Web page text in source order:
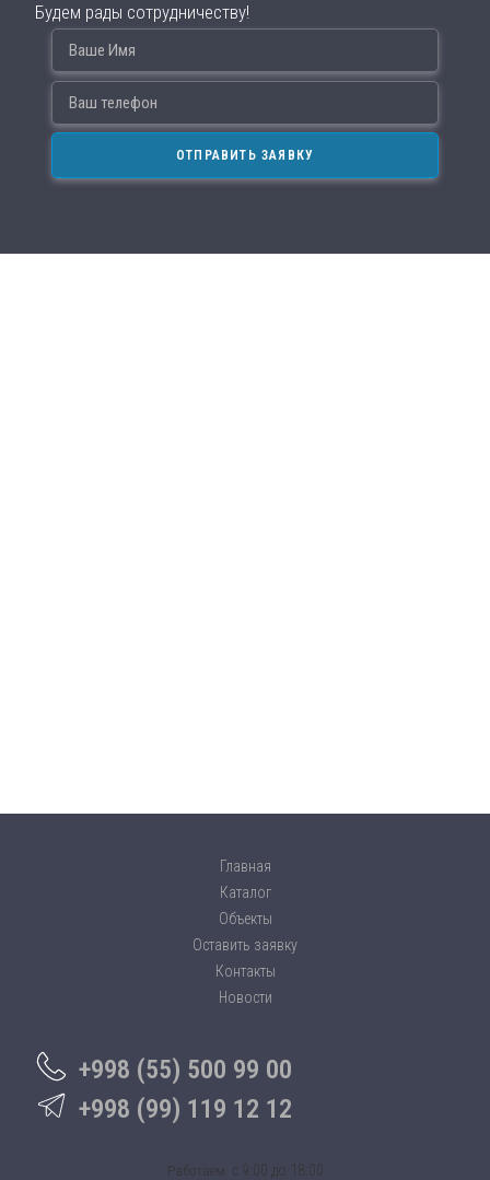
Будем рады сотрудничеству!
Главная
Каталог
Объекты
Оставить заявку
Контакты
Новости
+998 (55) 500 99 00
+998 (99) 119 12 12
Работаем: c 9:00 до 18:00